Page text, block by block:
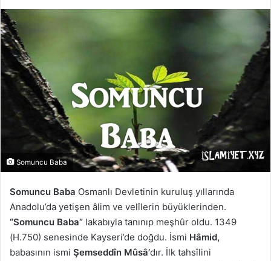
Somuncu Baba
Somuncu Baba Osmanlı Devletinin kuruluş yıllarında
Anadolu’da yetişen âlim ve velîlerin büyüklerinden.
“Somuncu Baba” lakabıyla tanınıp meşhûr oldu. 1349
(H.750) senesinde Kayseri’de doğdu. İsmi Hâmid,
babasının ismi Şemseddîn Mûsâ’dır. İlk tahsîlini